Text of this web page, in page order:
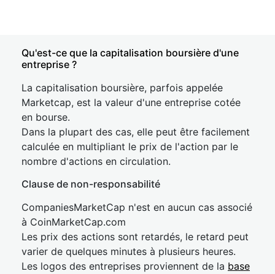
Qu'est-ce que la capitalisation boursière d'une
entreprise ?
La capitalisation boursière, parfois appelée
Marketcap, est la valeur d'une entreprise cotée
en bourse.
Dans la plupart des cas, elle peut être facilement
calculée en multipliant le prix de l'action par le
nombre d'actions en circulation.
Clause de non-responsabilité
CompaniesMarketCap n'est en aucun cas associé
à CoinMarketCap.com
Les prix des actions sont retardés, le retard peut
varier de quelques minutes à plusieurs heures.
Les logos des entreprises proviennent de la base